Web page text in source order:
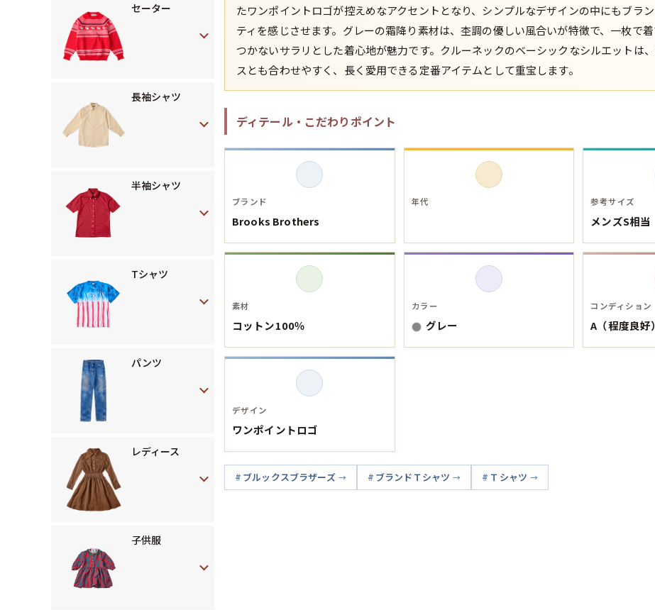
パンツ
すべてのマニア
Search
たワンポイントロゴが控えめなアクセントとなり、シンプルなデザインの中にもブラ
ティを感じさせます。グレーの霜降り素材は、杢調の優しい風合いが特徴で、一枚で
つかないサラリとした着心地が魅力です。クルーネックのベーシックなシルエットは
スとも合わせやすく、長く愛用できる定番アイテムとして重宝します。
ディテール・こだわりポイント
ブランド
Brooks Brothers
年代 参考サイズ
メンズS相当
素材
コットン100％
カラー
グレー
コンディション
A（程度良好）
デザイン
ワンポイントロゴ
ブルックスブラザーズ ブランドＴシャツ Ｔシャツ
セーター
長袖シャツ
半袖シャツ
Tシャツ
パンツ
レディース
子供服